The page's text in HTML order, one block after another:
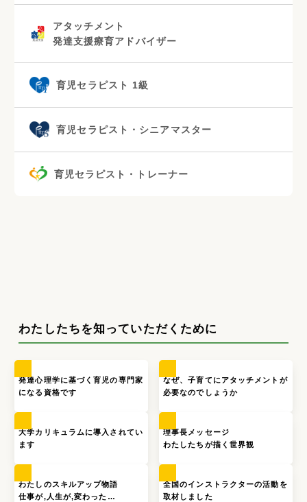
アタッチメント
発達支援療育アドバイザー
育児セラピスト 1級
育児セラピスト・シニアマスター
育児セラピスト・トレーナー
わたしたちを知っていただくために
発達心理学に基づく育児の専門家
になる資格です
なぜ、子育てにアタッチメントが
必要なのでしょうか
大学カリキュラムに導入されてい
ます
理事長メッセージ
わたしたちが描く世界観
わたしのスキルアップ物語
仕事が,人生が,変わった…
全国のインストラクターの活動を
取材しました